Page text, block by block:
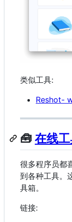
类似工具:
Reshot-
🧰 在线
很多程序员都
到各种工具。
具箱。
链接: